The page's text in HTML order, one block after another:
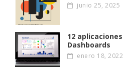
junio 25, 2025
12
Dashboards
enero 18, 2022